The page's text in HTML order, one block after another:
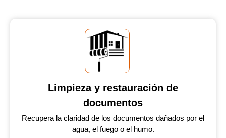
Limpieza y restauración de
documentos
Recupera la claridad de los documentos dañados por el
agua, el fuego o el humo.